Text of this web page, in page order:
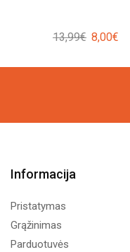
13,99€ Original
was:
8,00€
is:
Informacija
Pristatymas
Grąžinimas
Parduotuvės